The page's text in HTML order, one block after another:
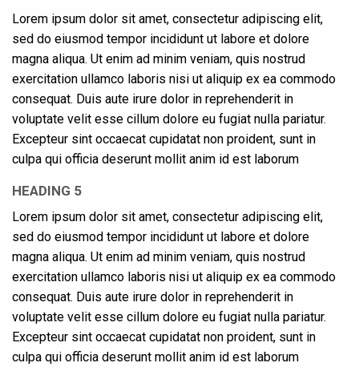
Lorem ipsum dolor sit amet, consectetur adipiscing elit,
sed do eiusmod tempor incididunt ut labore et dolore
magna aliqua. Ut enim ad minim veniam, quis nostrud
exercitation ullamco laboris nisi ut aliquip ex ea commodo
consequat. Duis aute irure dolor in reprehenderit in
voluptate velit esse cillum dolore eu fugiat nulla pariatur.
Excepteur sint occaecat cupidatat non proident, sunt in
culpa qui officia deserunt mollit anim id est laborum
HEADING 5
Lorem ipsum dolor sit amet, consectetur adipiscing elit,
sed do eiusmod tempor incididunt ut labore et dolore
magna aliqua. Ut enim ad minim veniam, quis nostrud
exercitation ullamco laboris nisi ut aliquip ex ea commodo
consequat. Duis aute irure dolor in reprehenderit in
voluptate velit esse cillum dolore eu fugiat nulla pariatur.
Excepteur sint occaecat cupidatat non proident, sunt in
culpa qui officia deserunt mollit anim id est laborum